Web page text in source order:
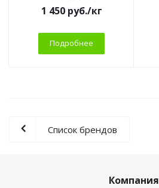
1 450руб./кг
Подробнее
Список брендов
Компания